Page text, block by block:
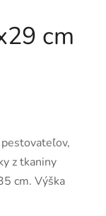
cm
z tkaniny
cm. Výška